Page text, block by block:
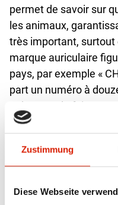
Zustimmung
Diese Webseite
permet de savoir sur
les animaux,
très important, surtout
marque auriculaire
pays, par exemple «
part un numéro à
qu’une seule fois par
animal précis, comme
d’identité.
Sur les photos de
(pour que le toupet ait